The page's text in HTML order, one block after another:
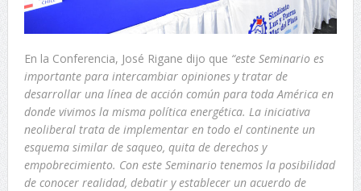
En la Conferencia, José Rigane dijo que “este Seminario es
importante para intercambiar opiniones y tratar de
desarrollar una línea de acción común para toda América en
donde vivimos la misma política energética. La iniciativa
neoliberal trata de implementar en todo el continente un
esquema similar de saqueo, quita de derechos y
empobrecimiento. Con este Seminario tenemos la posibilidad
de conocer realidad, debatir y establecer un acuerdo de